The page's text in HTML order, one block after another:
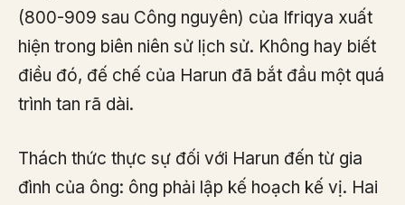
(800-909 sau Công nguyên) của Ifriqya xuất
hiện trong biên niên sử lịch sử. Không hay biết
điều đó, đế chế của Harun đã bắt đầu một quá
trình tan rã dài.
Thách thức thực sự đối với Harun đến từ gia
đình của ông: ông phải lập kế hoạch kế vị. Hai